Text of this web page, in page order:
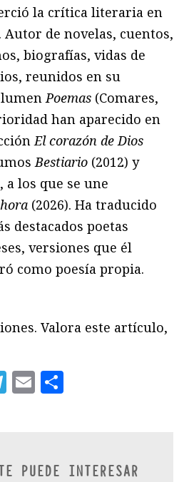
la crítica literaria en
Autor de novelas, cuentos,
biografías, vidas de
reunidos en su
Poemas (Comares,
han aparecido en
El corazón de Dios
Bestiario (2012) y
a los que se une
(2026). Ha traducido
destacados poetas
versiones que él
como poesía propia.
Valora este artículo,
Telegram
Email
PUEDE INTERESAR